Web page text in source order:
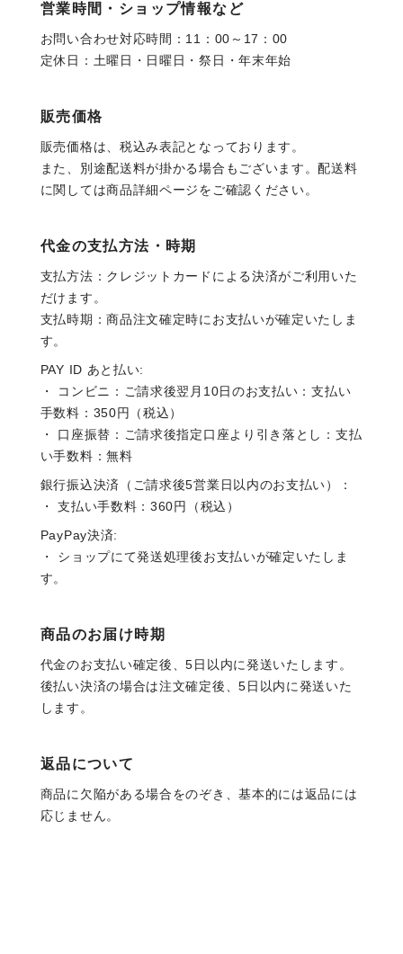
営業時間・ショップ情報など
お問い合わせ対応時間：11：00～17：00
定休日：土曜日・日曜日・祭日・年末年始
販売価格
販売価格は、税込み表記となっております。
また、別途配送料が掛かる場合もございます。配送料
に関しては商品詳細ページをご確認ください。
代金の支払方法・時期
支払方法：クレジットカードによる決済がご利用いた
だけます。
支払時期：商品注文確定時にお支払いが確定いたしま
す。
PAY ID あと払い:
・ コンビニ：ご請求後翌月10日のお支払い：支払い
手数料：350円（税込）
・ 口座振替：ご請求後指定口座より引き落とし：支払
い手数料：無料
銀行振込決済（ご請求後5営業日以内のお支払い）：
・ 支払い手数料：360円（税込）
PayPay決済:
・ ショップにて発送処理後お支払いが確定いたしま
す。
商品のお届け時期
代金のお支払い確定後、5日以内に発送いたします。
後払い決済の場合は注文確定後、5日以内に発送いた
します。
返品について
商品に欠陥がある場合をのぞき、基本的には返品には
応じません。